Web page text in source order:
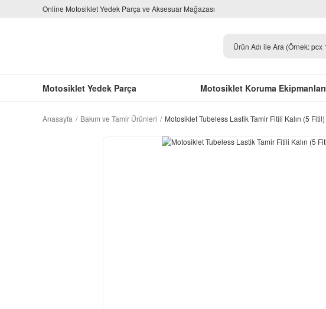
Online Motosiklet Yedek Parça ve Aksesuar Mağazası
Motosiklet Yedek Parça Motosiklet Koruma Ekipmanları
Anasayfa Bakım ve Tamir Ürünleri Motosiklet Tubeless Lastik Tamir Fitili Kalın (5 Fitil)